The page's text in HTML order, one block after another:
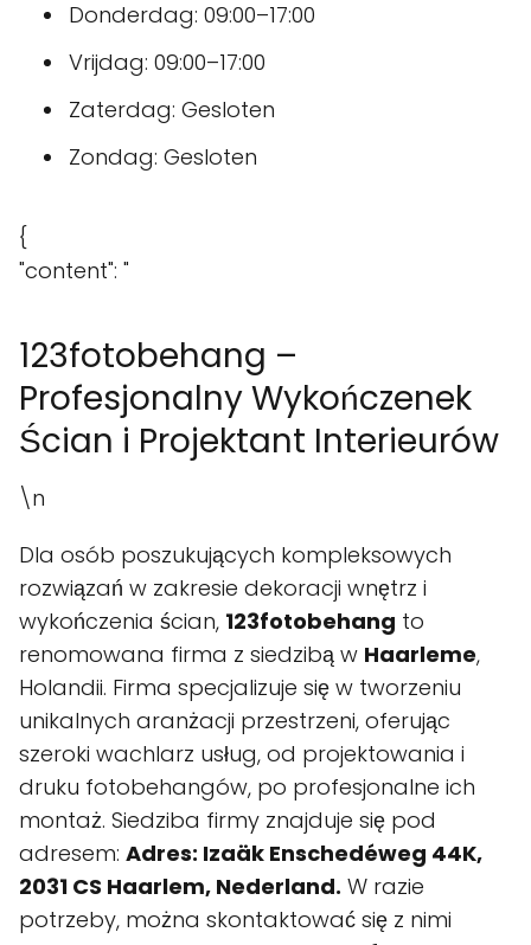
Donderdag: 09:00–17:00
Vrijdag: 09:00–17:00
Zaterdag: Gesloten
Zondag: Gesloten
{
"content": "
123fotobehang –
Profesjonalny Wykończenek
Ścian i Projektant Interieurów
\n
Dla osób poszukujących kompleksowych
rozwiązań w zakresie dekoracji wnętrz i
wykończenia ścian, 123fotobehang to
renomowana firma z siedzibą w Haarleme,
Holandii. Firma specjalizuje się w tworzeniu
unikalnych aranżacji przestrzeni, oferując
szeroki wachlarz usług, od projektowania i
druku fotobehangów, po profesjonalne ich
montaż. Siedziba firmy znajduje się pod
adresem: Adres: Izaäk Enschedéweg 44K,
2031 CS Haarlem, Nederland. W razie
potrzeby, można skontaktować się z nimi